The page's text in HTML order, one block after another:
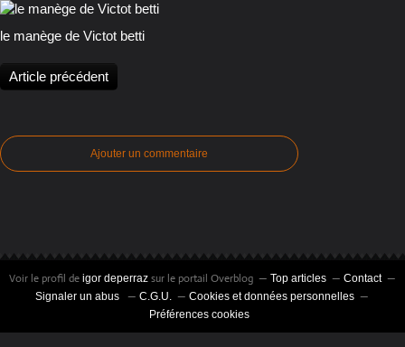
le manège de Victot betti
Article précédent
Ajouter un commentaire
Voir le profil de igor deperraz sur le portail Overblog Top articles
Contact
Signaler un abus
C.G.U.
Cookies et données personnelles
Préférences cookies